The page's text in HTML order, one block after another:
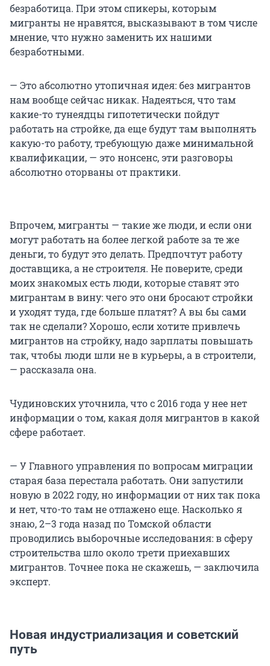
безработица. При этом спикеры, которым
мигранты не нравятся, высказывают в том числе
мнение, что нужно заменить их нашими
безработными.
— Это абсолютно утопичная идея: без мигрантов
нам вообще сейчас никак. Надеяться, что там
какие-то тунеядцы гипотетически пойдут
работать на стройке, да еще будут там выполнять
какую-то работу, требующую даже минимальной
квалификации, — это нонсенс, эти разговоры
абсолютно оторваны от практики.
Впрочем, мигранты — такие же люди, и если они
могут работать на более легкой работе за те же
деньги, то будут это делать. Предпочтут работу
доставщика, а не строителя. Не поверите, среди
моих знакомых есть люди, которые ставят это
мигрантам в вину: чего это они бросают стройки
и уходят туда, где больше платят? А вы бы сами
так не сделали? Хорошо, если хотите привлечь
мигрантов на стройку, надо зарплаты повышать
так, чтобы люди шли не в курьеры, а в строители,
— рассказала она.
Чудиновских уточнила, что с 2016 года у нее нет
информации о том, какая доля мигрантов в какой
сфере работает.
— У Главного управления по вопросам миграции
старая база перестала работать. Они запустили
новую в 2022 году, но информации от них так пока
и нет, что-то там не отлажено еще. Насколько я
знаю, 2–3 года назад по Томской области
проводились выборочные исследования: в сферу
строительства шло около трети приехавших
мигрантов. Точнее пока не скажешь, — заключила
эксперт.
Новая индустриализация и советский
путь